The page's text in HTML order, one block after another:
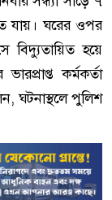
যায়। ঘরের ওপর
বিদ্যুতায়িত হয়ে
কর্মকর্তা
ঘটনাস্থলে পুলিশ